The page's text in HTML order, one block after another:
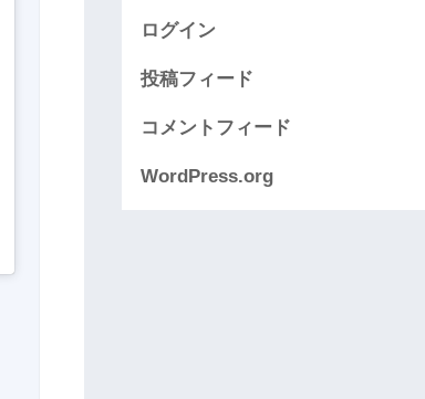
ログイン
投稿フィード
コメントフィード
WordPress.org